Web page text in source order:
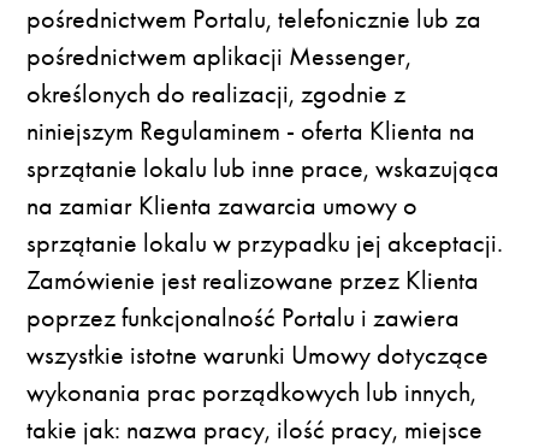
pośrednictwem Portalu, telefonicznie lub za
pośrednictwem aplikacji Messenger,
określonych do realizacji, zgodnie z
niniejszym Regulaminem - oferta Klienta na
sprzątanie lokalu lub inne prace, wskazująca
na zamiar Klienta zawarcia umowy o
sprzątanie lokalu w przypadku jej akceptacji.
Zamówienie jest realizowane przez Klienta
poprzez funkcjonalność Portalu i zawiera
wszystkie istotne warunki Umowy dotyczące
wykonania prac porządkowych lub innych,
takie jak: nazwa pracy, ilość pracy, miejsce